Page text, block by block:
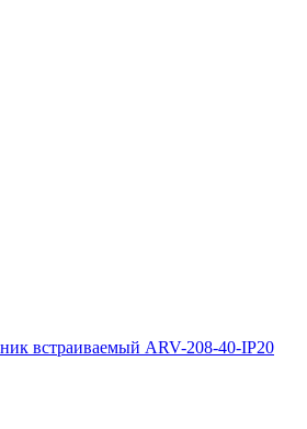
встраиваемый ARV-208-40-IP20